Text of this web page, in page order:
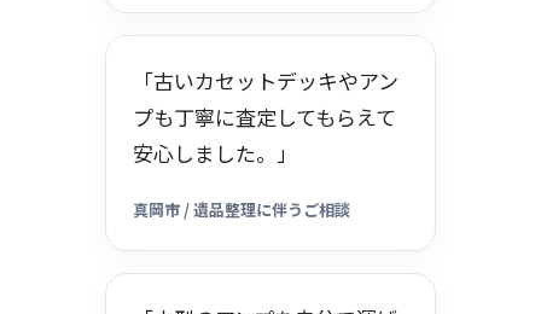
「古いカセットデッキやアン
プも丁寧に査定してもらえて
安心しました。」
真岡市 / 遺品整理に伴うご相談